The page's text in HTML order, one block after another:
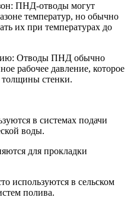
ПНД-отводы могут
температур, но обычно
их при температурах до
Отводы ПНД обычно
рабочее давление, которое
толщины стенки.
в системах подачи
воды.
для прокладки
используются в сельском
полива.